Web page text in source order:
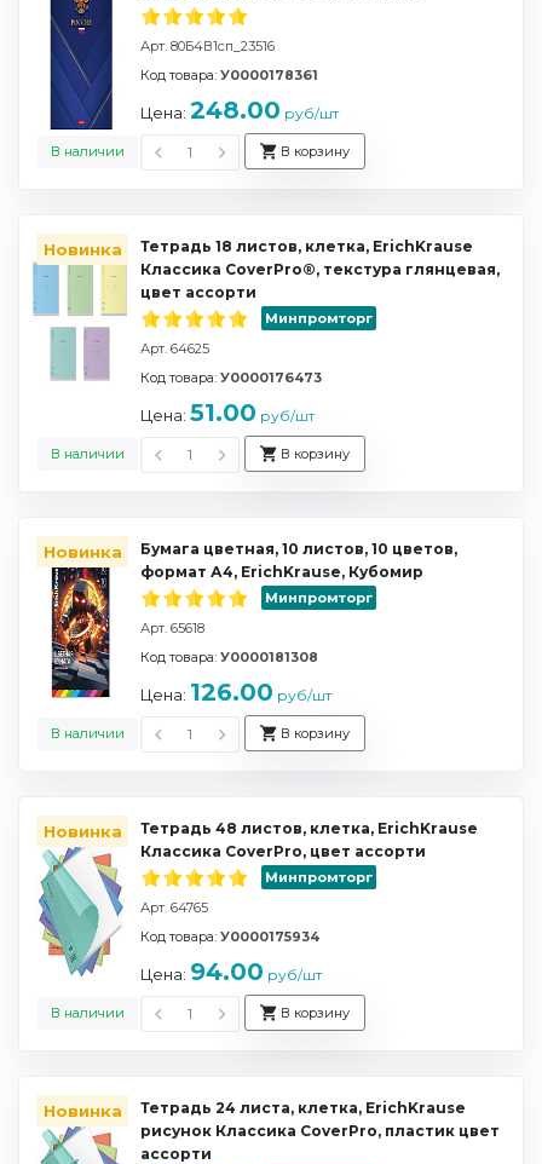
Арт. 80Б4В1сп_23516
В наличии
Код товара: У0000178361
Цена: 248.00 руб/шт
В корзину
Новинка
Тетрадь 18 листов, клетка, ErichKrause
Классика CoverPrо®, текстура глянцевая,
цвет ассорти
Минпромторг
Арт. 64625
В наличии
Код товара: У0000176473
Цена: 51.00 руб/шт
В корзину
Новинка
Бумага цветная, 10 листов, 10 цветов,
формат А4, ErichKrause, Кубомир
Минпромторг
Арт. 65618
В наличии
Код товара: У0000181308
Цена: 126.00 руб/шт
В корзину
Новинка
Тетрадь 48 листов, клетка, ErichKrause
Классика CoverPrо, цвет ассорти
Минпромторг
Арт. 64765
В наличии
Код товара: У0000175934
Цена: 94.00 руб/шт
В корзину
Новинка
Тетрадь 24 листа, клетка, ErichKrause
рисунок Классика CoverPro, пластик цвет
ассорти